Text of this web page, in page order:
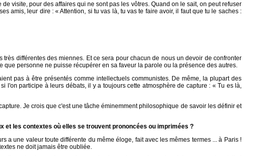
visite, pour des affaires qui ne sont pas les vôtres. Quand on le sait, on peut refuser
amis, leur dire : « Attention, si tu vas là, tu vas te faire avoir, il faut que tu le saches :
différentes des miennes. Et ce sera pour chacun de nous un devoir de confronter
personne ne puisse récupérer en sa faveur la parole ou la présence des autres.
pas à être présentés comme intellectuels communistes. De même, la plupart des
l'on participe à leurs débats, il y a toujours cette atmosphère de capture : « Tu es là,
Je crois que c'est une tâche éminemment philosophique de savoir les définir et
et les contextes où elles se trouvent prononcées ou imprimées ?
a une valeur toute différente du même éloge, fait avec les mêmes termes ... à Paris !
ne doit jamais être oubliée.